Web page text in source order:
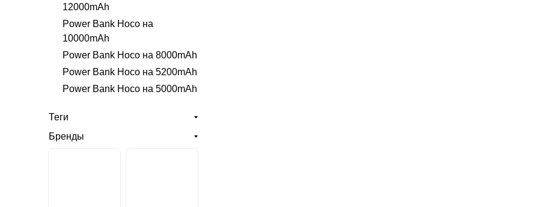
12000mAh
Power Bank Hoco на
10000mAh
Power Bank Hoco на 8000mAh
Power Bank Hoco на 5200mAh
Power Bank Hoco на 5000mAh
Теги
Бренды